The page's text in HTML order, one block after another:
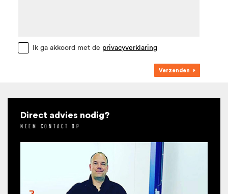
Ik ga akkoord met de privacyverklaring
Verzenden
Direct advies nodig?
NEEM CONTACT OP